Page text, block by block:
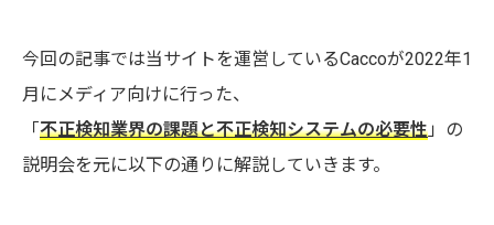
今回の記事では当サイトを運営しているCaccoが2022年1
月にメディア向けに行った、
「不正検知業界の課題と不正検知システムの必要性 」の
説明会を元に以下の通りに解説していきます。